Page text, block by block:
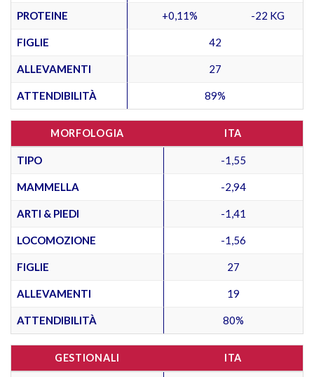
PROTEINE +0,11% -22 KG
FIGLIE 42
ALLEVAMENTI 27
ATTENDIBILITÀ 89%
MORFOLOGIA ITA
TIPO -1,55
MAMMELLA -2,94
ARTI & PIEDI -1,41
LOCOMOZIONE -1,56
FIGLIE 27
ALLEVAMENTI 19
ATTENDIBILITÀ 80%
GESTIONALI ITA